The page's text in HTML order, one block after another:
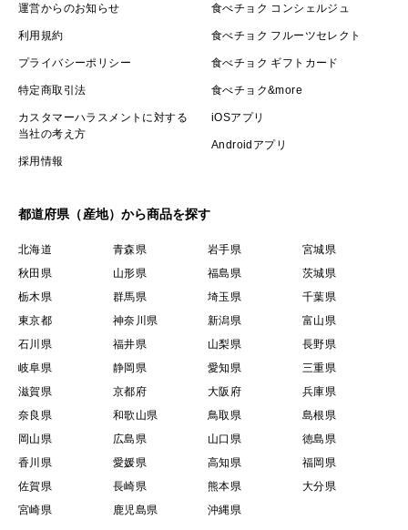
運営からのお知らせ
利用規約
プライバシーポリシー
特定商取引法
カスタマーハラスメントに対する
当社の考え方
採用情報
食べチョク コンシェルジュ
食べチョク フルーツセレクト
食べチョク ギフトカード
食べチョク&more
iOSアプリ
Androidアプリ
都道府県（産地）から商品を探す
北海道 青森県 岩手県
宮城県
秋田県
山形県 福島県
茨城県
栃木県
群馬県 埼玉県
千葉県
東京都
神奈川県 新潟県
富山県
石川県
福井県 山梨県
長野県
岐阜県
静岡県 愛知県
三重県
滋賀県
京都府 大阪府
兵庫県
奈良県
和歌山県 鳥取県
島根県
岡山県
広島県 山口県
徳島県
香川県
愛媛県 高知県
福岡県
佐賀県
長崎県 熊本県
大分県
宮崎県
鹿児島県 沖縄県